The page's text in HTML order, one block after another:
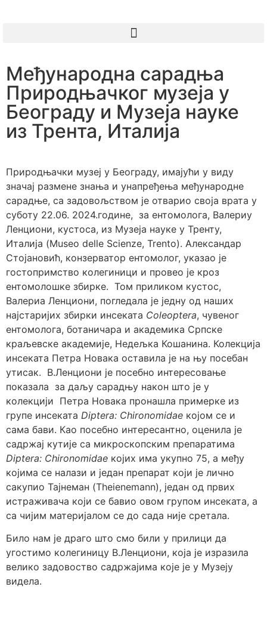
Међународна сарадња
Природњачког музеја у
Београду и Музеја науке
из Трента, Италија
Природњачки музеј у Београду, имајући у виду
значај размене знања и унапређења међународне
сарадње, са задовољством је отварио своја врата у
суботу 22.06. 2024.године, за ентомолога, Валериу
Ленциони, кустоса, из Музеја науке у Тренту,
Италија (Museo delle Scienze, Trento). Александар
Стојановић, конзерватор ентомолог, указао је
гостопримство колегиници и провео је кроз
ентoмолошке збирке. Том приликом кустос,
Валериа Ленциони, погледала je једну од наших
најстаријих збирки инсеката Coleoptera, чувеног
ентомолога, ботаничара и академика Српске
краљевске академије, Недељка Кошанина. Колекција
инсеката Петра Новака оставила је на њу посебан
утисак. В.Ленциони је посебно интересовање
показала за даљу сарадњу након што је у
колекцији Петра Новака пронашла примерке из
групе инсеката Diptera: Chironomidae којом се и
сама бави. Као посебно интересантно, оценила је
садржај кутије са микроскопским препаратима
Diptera: Chironomidae којих има укупно 75, а међу
којима се налази и један препарат који је лично
сакупио Тајнеман (Theienemann), један од првих
истраживача који се бавио овом групом инсеката, а
са чијим материјалом се до сада није сретала.
Било нам је драго што смо били у прилици да
угостимо колегиницу В.Ленциони, која је изразила
велико задовоство садржајима које је у Музеју
видела.